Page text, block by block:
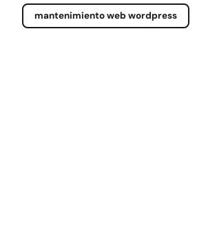
mantenimiento web wordpress